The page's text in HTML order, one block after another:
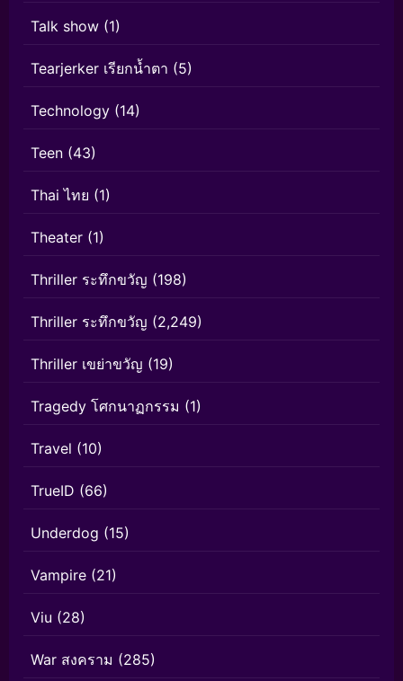
Talk show (1)
Tearjerker เรียกน้ำตา (5)
Technology (14)
Teen (43)
Thai ไทย (1)
Theater (1)
Thriller ระทึกขวัญ (198)
Thriller ระทึกขวัญ (2,249)
Thriller เขย่าขวัญ (19)
Tragedy โศกนาฏกรรม (1)
Travel (10)
TrueID (66)
Underdog (15)
Vampire (21)
Viu (28)
War สงคราม (285)